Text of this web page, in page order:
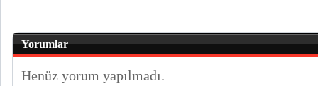
Yorumlar
Henüz yorum yapılmadı.